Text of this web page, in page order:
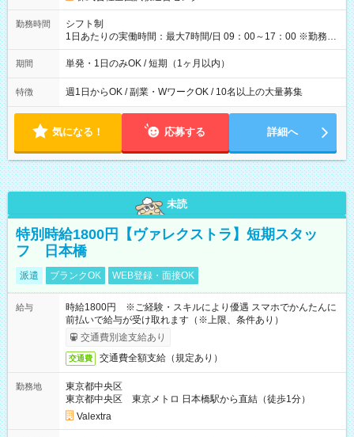
円（役割手当＋100円）×6時間＝日収8,400円＋交通費 【試用期
間】試用期間なし
勤務時間
シフト制
1日あたりの実働時間：最大7時間/日 09：00～17：00 ※勤務時
間は 試験により異なります。
期間 単発・1日のみOK / 短期（1ヶ月以内）
特徴 週1日からOK / 副業・WワークOK / 10名以上の大量募集
気になる！ 応募する 詳細へ
未読
特別時給1800円【ヴァレクストラ】短期スタッ
フ 日本橋
派遣 ブランクOK WEB登録・面接OK
給与
時給1800円 ※ご経験・スキルにより優遇 スマホでかんたんに
前払いで給与が受け取れます（※上限、条件あり）
交通費別途支給あり
交通費 交通費全額支給（規定あり）
勤務地
東京都中央区
東京都中央区 東京メトロ 日本橋駅から直結（徒歩1分）
Valextra